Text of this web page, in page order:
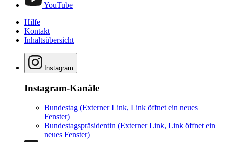
YouTube
Hilfe
Kontakt
Inhaltsübersicht
Instagram
Instagram-Kanäle
Bundestag (Externer Link, Link öffnet ein neues
Fenster)
Bundestagspräsidentin (Externer Link, Link öffnet ein
neues Fenster)